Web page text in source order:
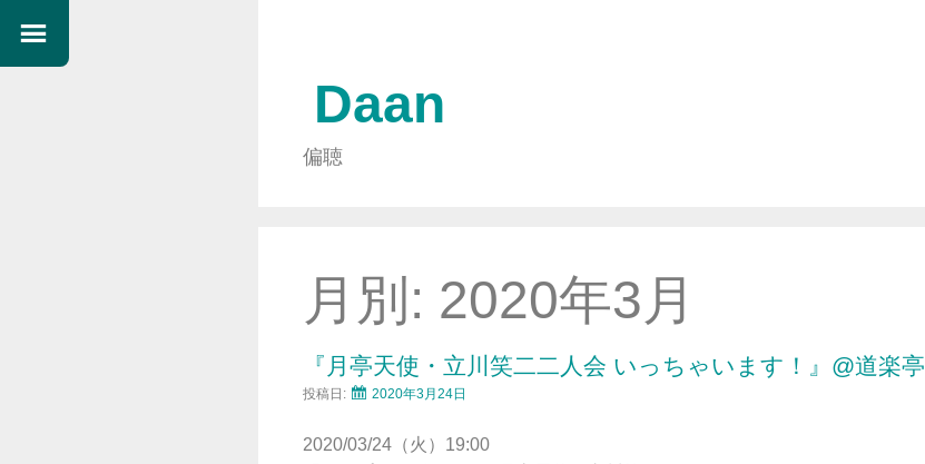
Daan
偏聴
月別: 2020年3月
『月亭天使・立川笑二二人会 いっちゃいます！』@道楽亭
投稿日: 2020年3月24日
2020/03/24（火）19:00